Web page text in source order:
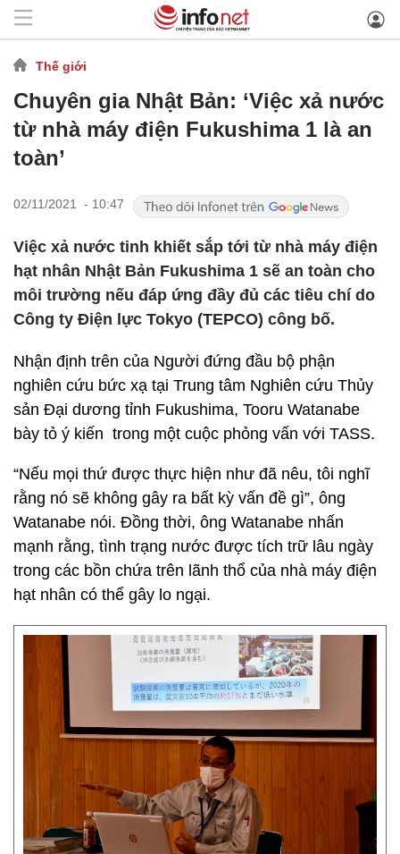
Thế giới
Chuyên gia Nhật Bản: ‘Việc xả nước
từ nhà máy điện Fukushima 1 là an
toàn’
02/11/2021 - 10:47
Việc xả nước tinh khiết sắp tới từ nhà máy điện
hạt nhân Nhật Bản Fukushima 1 sẽ an toàn cho
môi trường nếu đáp ứng đầy đủ các tiêu chí do
Công ty Điện lực Tokyo (TEPCO) công bố.
Nhận định trên của Người đứng đầu bộ phận
nghiên cứu bức xạ tại Trung tâm Nghiên cứu Thủy
sản Đại dương tỉnh Fukushima, Tooru Watanabe
bày tỏ ý kiến ​​ trong một cuộc phỏng vấn với TASS.
“Nếu mọi thứ được thực hiện như đã nêu, tôi nghĩ
rằng nó sẽ không gây ra bất kỳ vấn đề gì”, ông
Watanabe nói. Đồng thời, ông Watanabe nhấn
mạnh rằng, tình trạng nước được tích trữ lâu ngày
trong các bồn chứa trên lãnh thổ của nhà máy điện
hạt nhân có thể gây lo ngại.